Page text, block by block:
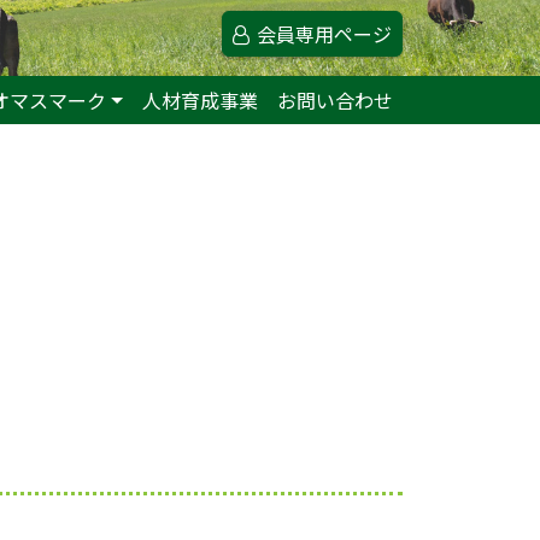
会員専用ページ
マスマーク 人材育成事業 お問い合わせ